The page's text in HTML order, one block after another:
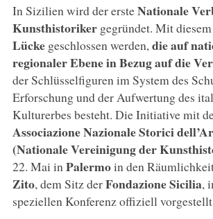
In Sizilien wird der ersteNationale
Kunsthistorikergegründet. Mit
Lückegeschlossen werden, die auf
regionaler Ebene in Bezug auf die
der Schlüsselfiguren im System des
Erforschung und der Aufwertung des
Kulturerbes besteht. Die Initiative mit
Associazione Nazionale Storici
(Nationale Vereinigung der
22. Mai in Palermoin den
Zito, dem Sitz derFondazione Sicilia,
speziellen Konferenz offiziell